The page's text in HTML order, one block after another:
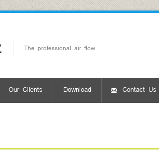
The professional air flow
Our Clients Download Contact Us